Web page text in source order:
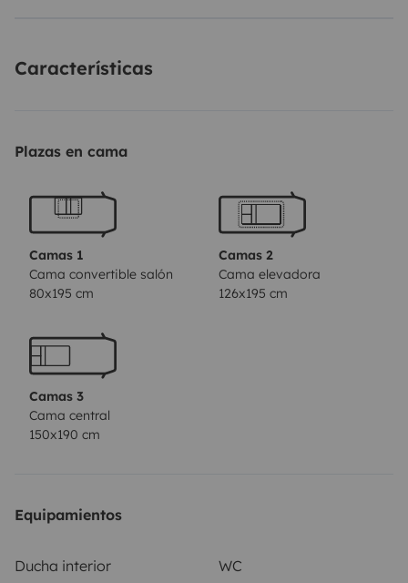
soit en famille ou entre amis…
(cf descriptif du véhicule et de ses équipements).Tout le
votre disposition; seul les draps, couvertures, oreillers,
serviettes de douche personnels seront à prendre avec
store latéral, d’une table avec ses 5 chaises (un BBQ
weber gaz peut être mis à disposition avec supplément
le nettoyage intérieur et extérieur soient effectué avant
la restitution du véhicule ainsi que la vidange des eaux
usées et des WC.
de belles excursions. Vous avez la possibilité de laisser
Características
Plazas en cama
Camas 1
Cama convertible salón
80x195 cm
Camas 2
Cama elevadora
126x195 cm
Camas 3
Cama central
150x190 cm
Equipamientos
Ducha interior
WC